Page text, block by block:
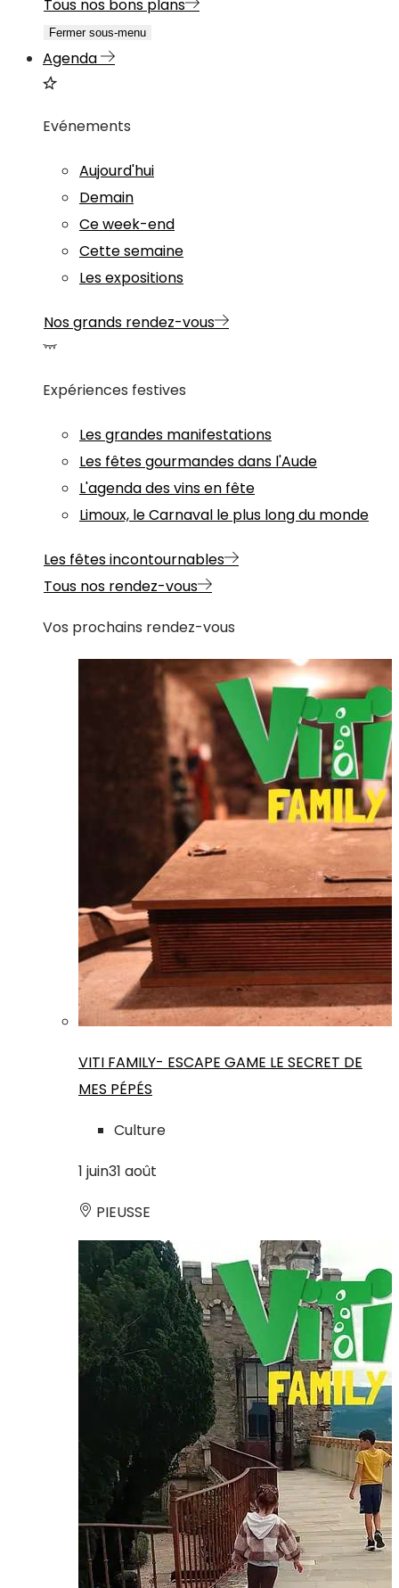
Tous nos bons plans
Fermer sous-menu
Agenda
Evénements
Aujourd'hui
Demain
Ce week-end
Cette semaine
Les expositions
Nos grands rendez-vous
Expériences festives
Les grandes manifestations
Les fêtes gourmandes dans l'Aude
L'agenda des vins en fête
Limoux, le Carnaval le plus long du monde
Les fêtes incontournables
Tous nos rendez-vous
Vos prochains rendez-vous
VITI FAMILY- ESCAPE GAME LE SECRET DE
MES PÉPÉS
Culture
1 juin31 août
PIEUSSE